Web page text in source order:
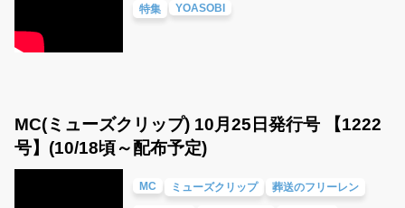
特集 YOASOBI
MC(ミューズクリップ) 10月25日発行号 【1222
号】(10/18頃～配布予定)
MC ミューズクリップ 葬送のフリーレン